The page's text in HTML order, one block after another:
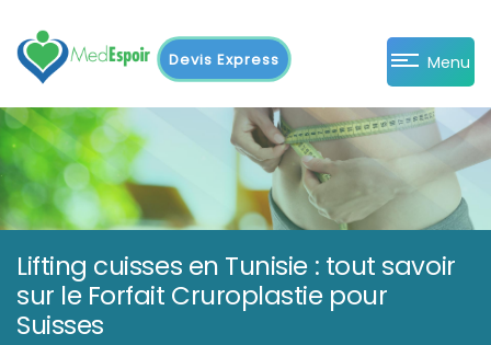
Devis Express Menu
Lifting cuisses en Tunisie : tout savoir
sur le Forfait Cruroplastie pour
Suisses